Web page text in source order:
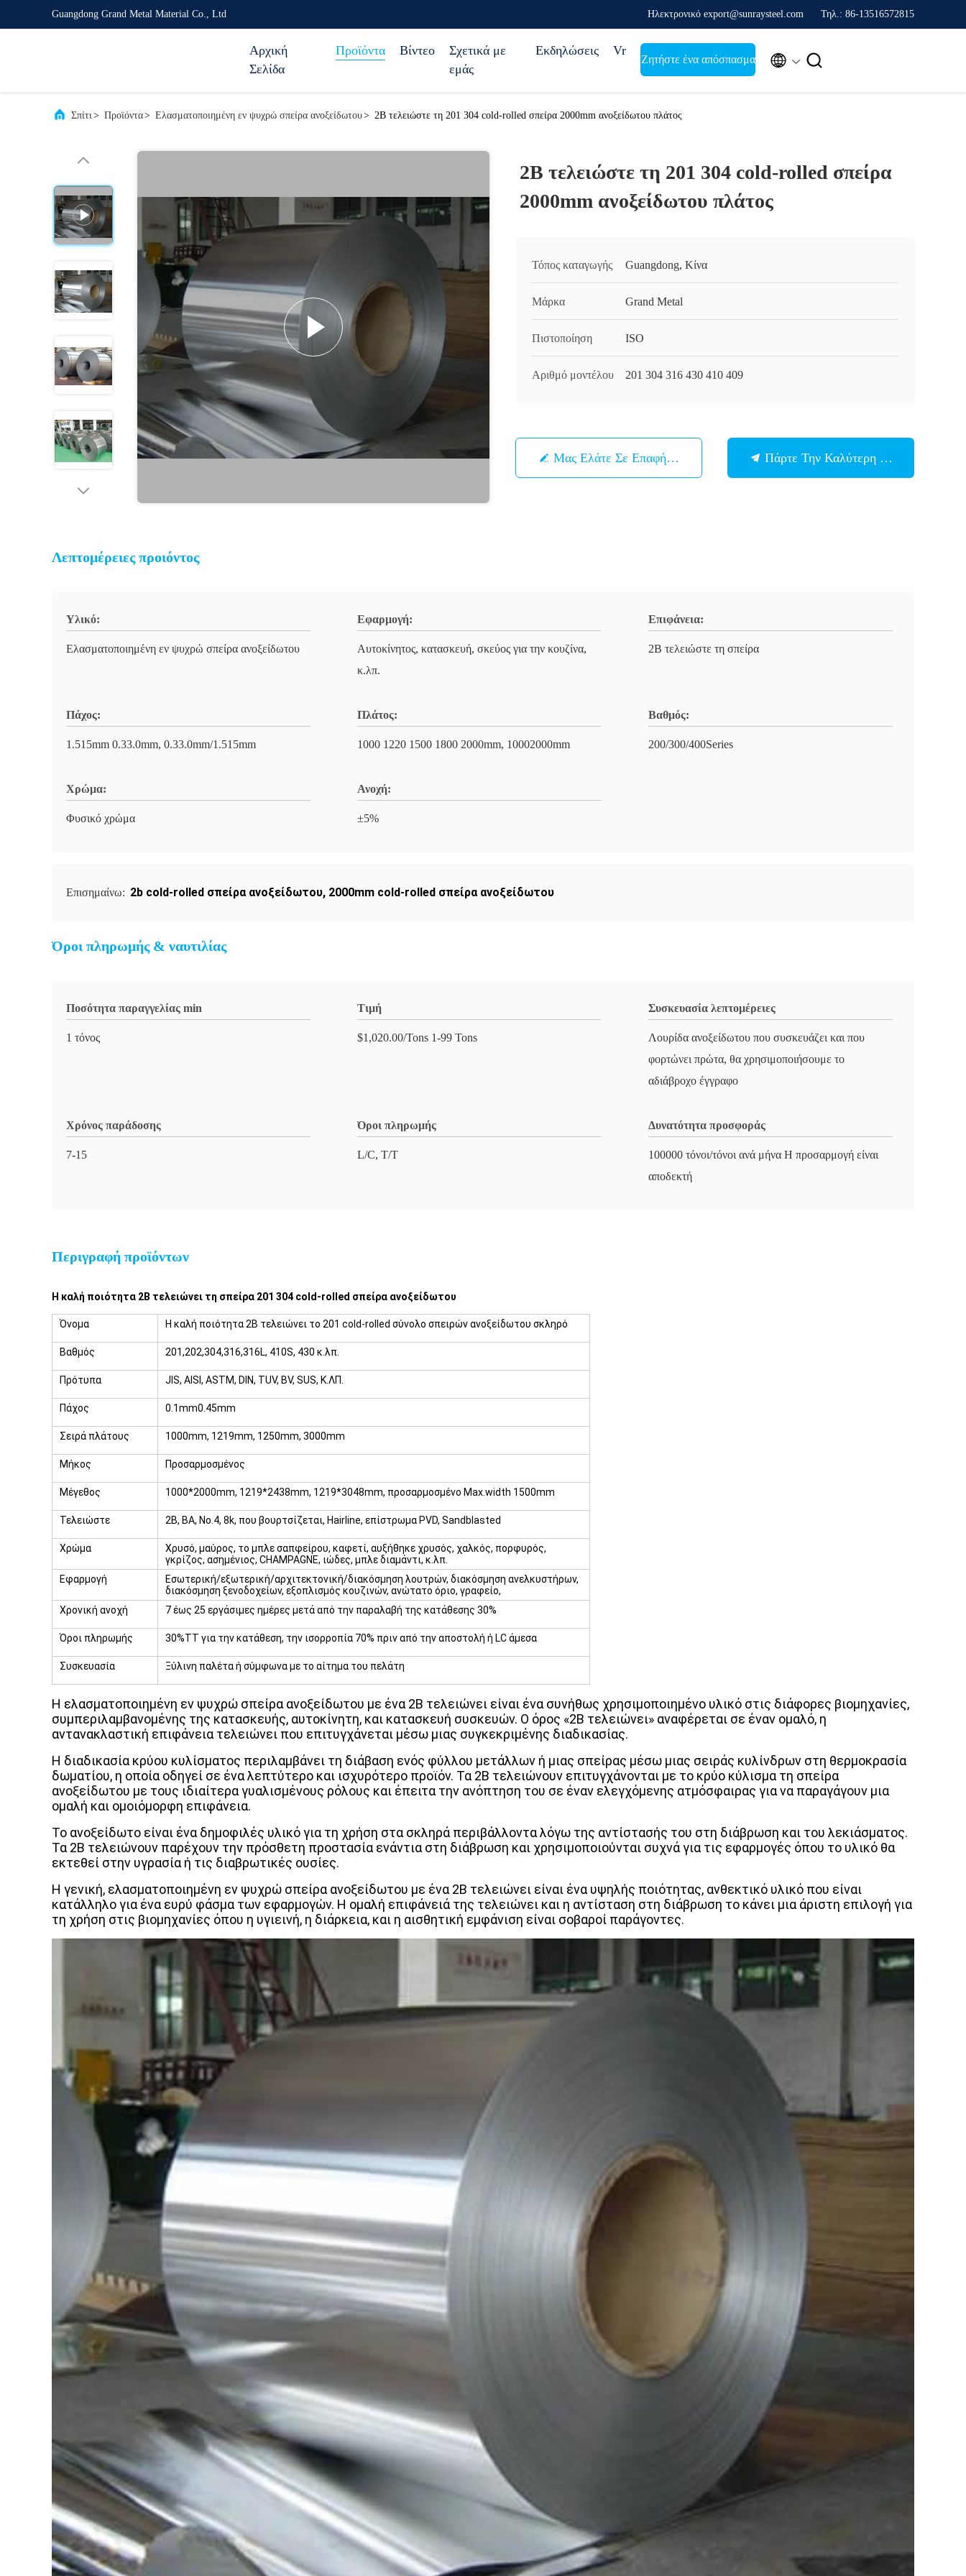
Guangdong Grand Metal Material Co., Ltd Ηλεκτρονικό export@sunraysteel.com Τηλ.: 86-13516572815
Αρχική
Σελίδα
Προϊόντα Βίντεο
Σχετικά με
εμάς
Εκδηλώσεις Vr
Ζητήστε ένα απόσπασμα  
Σπίτι> Προϊόντα> Ελασματοποιημένη εν ψυχρώ σπείρα ανοξείδωτου> 2B τελειώστε τη 201 304 cold-rolled σπείρα 2000mm ανοξείδωτου πλάτος
2B τελειώστε τη 201 304 cold-rolled σπείρα
2000mm ανοξείδωτου πλάτος
Τόπος καταγωγής Guangdong, Κίνα
Μάρκα Grand Metal
Πιστοποίηση ISO
Αριθμό μοντέλου 201 304 316 430 410 409
Μας Ελάτε Σε Επαφή Με Πάρτε Την Καλύτερη Τιμή
Λεπτομέρειες προιόντος
Υλικό:
Ελασματοποιημένη εν ψυχρώ σπείρα ανοξείδωτου
Εφαρμογή:
Αυτοκίνητος, κατασκευή, σκεύος για την κουζίνα,
κ.λπ.
Επιφάνεια:
2B τελειώστε τη σπείρα
Πάχος:
1.515mm 0.33.0mm, 0.33.0mm/1.515mm
Πλάτος:
1000 1220 1500 1800 2000mm, 10002000mm
Βαθμός:
200/300/400Series
Χρώμα:
Φυσικό χρώμα
Ανοχή:
±5%
Επισημαίνω: 2b cold-rolled σπείρα ανοξείδωτου, 2000mm cold-rolled σπείρα ανοξείδωτου
Όροι πληρωμής & ναυτιλίας
Ποσότητα παραγγελίας min
1 τόνος
Τιμή
$1,020.00/Tons 1-99 Tons
Συσκευασία λεπτομέρειες
Λουρίδα ανοξείδωτου που συσκευάζει και που
φορτώνει πρώτα, θα χρησιμοποιήσουμε το
αδιάβροχο έγγραφο
Χρόνος παράδοσης
7-15
Όροι πληρωμής
L/C, T/T
Δυνατότητα προσφοράς
100000 τόνοι/τόνοι ανά μήνα Η προσαρμογή είναι
αποδεκτή
Περιγραφή προϊόντων
Η καλή ποιότητα 2B τελειώνει τη σπείρα 201 304 cold-rolled σπείρα ανοξείδωτου
Όνομα Η καλή ποιότητα 2B τελειώνει το 201 cold-rolled σύνολο σπειρών ανοξείδωτου σκληρό
Βαθμός 201,202,304,316,316L, 410S, 430 κ.λπ.
Πρότυπα JIS, AISI, ASTM, DIN, TUV, BV, SUS, Κ.ΛΠ.
Πάχος 0.1mm0.45mm
Σειρά πλάτους 1000mm, 1219mm, 1250mm, 3000mm
Μήκος Προσαρμοσμένος
Μέγεθος 1000*2000mm, 1219*2438mm, 1219*3048mm, προσαρμοσμένο Max.width 1500mm
Τελειώστε 2B, BA, No.4, 8k, που βουρτσίζεται, Hairline, επίστρωμα PVD, Sandblasted
Χρώμα
Χρυσό, μαύρος, το μπλε σαπφείρου, καφετί, αυξήθηκε χρυσός, χαλκός, πορφυρός,
γκρίζος, ασημένιος, CHAMPAGNE, ιώδες, μπλε διαμάντι, κ.λπ.
Εφαρμογή
Εσωτερική/εξωτερική/αρχιτεκτονική/διακόσμηση λουτρών, διακόσμηση ανελκυστήρων,
διακόσμηση ξενοδοχείων, εξοπλισμός κουζινών, ανώτατο όριο, γραφείο,
Χρονική ανοχή
7 έως 25 εργάσιμες ημέρες μετά από την παραλαβή της κατάθεσης 30%
Όροι πληρωμής 30%TT για την κατάθεση, την ισορροπία 70% πριν από την αποστολή ή LC άμεσα
Συσκευασία Ξύλινη παλέτα ή σύμφωνα με το αίτημα του πελάτη
Η ελασματοποιημένη εν ψυχρώ σπείρα ανοξείδωτου με ένα 2B τελειώνει είναι ένα συνήθως χρησιμοποιημένο υλικό στις διάφορες βιομηχανίες,
συμπεριλαμβανομένης της κατασκευής, αυτοκίνητη, και κατασκευή συσκευών. Ο όρος «2B τελειώνει» αναφέρεται σε έναν ομαλό, η
αντανακλαστική επιφάνεια τελειώνει που επιτυγχάνεται μέσω μιας συγκεκριμένης διαδικασίας.
Η διαδικασία κρύου κυλίσματος περιλαμβάνει τη διάβαση ενός φύλλου μετάλλων ή μιας σπείρας μέσω μιας σειράς κυλίνδρων στη θερμοκρασία
δωματίου, η οποία οδηγεί σε ένα λεπτύτερο και ισχυρότερο προϊόν. Τα 2B τελειώνουν επιτυγχάνονται με το κρύο κύλισμα τη σπείρα
ανοξείδωτου με τους ιδιαίτερα γυαλισμένους ρόλους και έπειτα την ανόπτηση του σε έναν ελεγχόμενης ατμόσφαιρας για να παραγάγουν μια
ομαλή και ομοιόμορφη επιφάνεια.
Το ανοξείδωτο είναι ένα δημοφιλές υλικό για τη χρήση στα σκληρά περιβάλλοντα λόγω της αντίστασής του στη διάβρωση και του λεκιάσματος.
Τα 2B τελειώνουν παρέχουν την πρόσθετη προστασία ενάντια στη διάβρωση και χρησιμοποιούνται συχνά για τις εφαρμογές όπου το υλικό θα
εκτεθεί στην υγρασία ή τις διαβρωτικές ουσίες.
Η γενική, ελασματοποιημένη εν ψυχρώ σπείρα ανοξείδωτου με ένα 2B τελειώνει είναι ένα υψηλής ποιότητας, ανθεκτικό υλικό που είναι
κατάλληλο για ένα ευρύ φάσμα των εφαρμογών. Η ομαλή επιφάνειά της τελειώνει και η αντίσταση στη διάβρωση το κάνει μια άριστη επιλογή για
τη χρήση στις βιομηχανίες όπου η υγιεινή, η διάρκεια, και η αισθητική εμφάνιση είναι σοβαροί παράγοντες.